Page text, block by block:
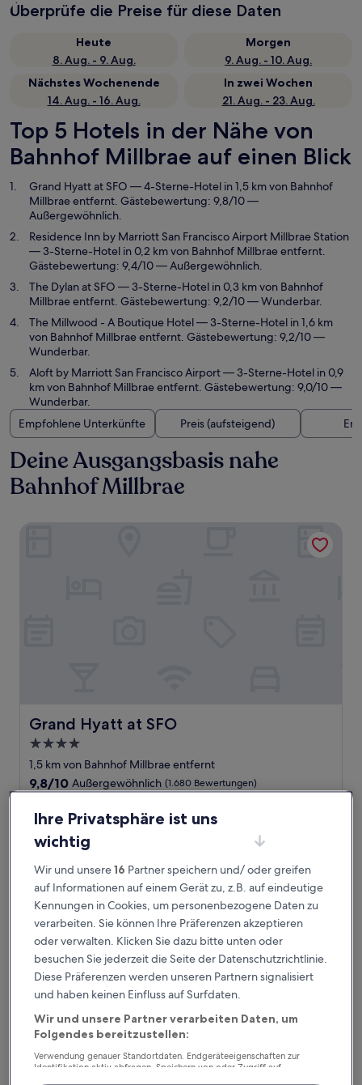
Überprüfe die Preise für diese Daten
Heute
8. Aug. - 9. Aug.
Morgen
9. Aug. - 10. Aug.
Nächstes Wochenende
14. Aug. - 16. Aug.
In zwei Wochen
21. Aug. - 23. Aug.
Top 5 Hotels in der Nähe von
Bahnhof Millbrae auf einen Blick
Grand Hyatt at SFO — 4-Sterne-Hotel in 1,5 km von Bahnhof
Millbrae entfernt. Gästebewertung: 9,8/10 —
Außergewöhnlich.
Residence Inn by Marriott San Francisco Airport Millbrae Station
— 3-Sterne-Hotel in 0,2 km von Bahnhof Millbrae entfernt.
Gästebewertung: 9,4/10 — Außergewöhnlich.
The Dylan at SFO — 3-Sterne-Hotel in 0,3 km von Bahnhof
Millbrae entfernt. Gästebewertung: 9,2/10 — Wunderbar.
The Millwood - A Boutique Hotel— 3-Sterne-Hotel in 1,6 km
von Bahnhof Millbrae entfernt. Gästebewertung: 9,2/10 —
Wunderbar.
Aloft by Marriott San Francisco Airport— 3-Sterne-Hotel in 0,9
km von Bahnhof Millbrae entfernt. Gästebewertung: 9,0/10 —
Wunderbar.
Empfohlene Unterkünfte
Preis (aufsteigend)
Deine Ausgangsbasis nahe
Bahnhof Millbrae
Grand Hyatt at SFO
Grand Hyatt at SFO
4.0-
Sterne-
Unterkunft
1,5 km von Bahnhof Millbrae entfernt
9.8
von
10,
Außergewöhnlich,
(1.680
Bewertungen)
9,8/10 Außergewöhnlich (1.680 Bewertungen)
7. Sept.–8. Sept.
Residence Inn by Marriott San Francisco
Residence Inn by Marriott San Francisco Airport
Residence Inn by Marriott San Francisco Airport Millbrae
Ihre Privatsphäre ist uns
wichtig
Wir und unsere16 Partner speichern und/ oder greifen
auf Informationen auf einem Gerät zu, z.B. auf eindeutige
Kennungen in Cookies, um personenbezogene Daten zu
verarbeiten. Sie können Ihre Präferenzen akzeptieren
oder verwalten. Klicken Sie dazu bitte unten oder
besuchen Sie jederzeit die Seite der Datenschutzrichtlinie.
Diese Präferenzen werden unseren Partnern signalisiert
und haben keinen Einfluss auf Surfdaten.
Wir und unsere Partner verarbeiten Daten, um
Folgendes bereitzustellen:
Verwendung genauer Standortdaten. Endgeräteeigenschaften zur
Identifikation aktiv abfragen. Speichern von oder Zugriff auf